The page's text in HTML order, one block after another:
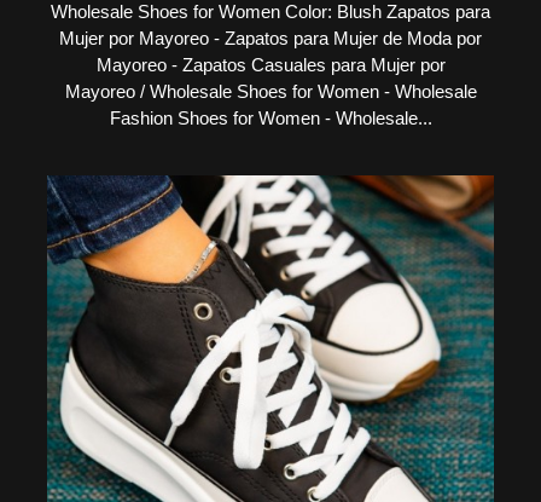
Wholesale Shoes for Women Color: Blush Zapatos para
Mujer por Mayoreo - Zapatos para Mujer de Moda por
Mayoreo - Zapatos Casuales para Mujer por
Mayoreo / Wholesale Shoes for Women - Wholesale
Fashion Shoes for Women - Wholesale...